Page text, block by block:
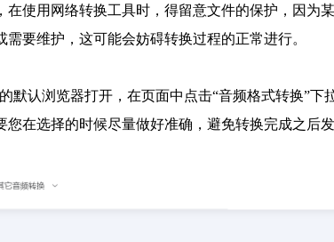
使用网络转换工具时，得留意文件的保护，因为
要维护，这可能会妨碍转换过程的正常进行。
默认浏览器打开，在页面中点击“音频格式转换”下
在选择的时候尽量做好准确，避免转换完成之后